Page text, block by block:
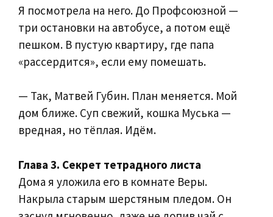
Я посмотрела на него. До Профсоюзной —
три остановки на автобусе, а потом ещё
пешком. В пустую квартиру, где папа
«рассердится», если ему помешать.
— Так, Матвей Губин. План меняется. Мой
дом ближе. Суп свежий, кошка Муська —
вредная, но тёплая. Идём.
Глава 3. Секрет тетрадного листа
Дома я уложила его в комнате Веры.
Накрыла старым шерстяным пледом. Он